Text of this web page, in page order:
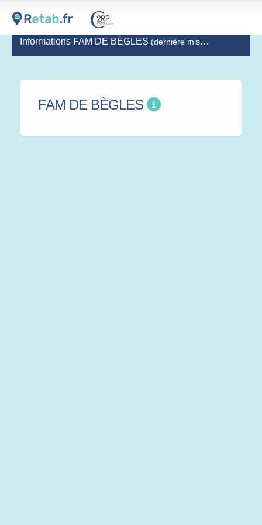
Informations FAM DE BÈGLES (dernière mise à jour le 2019-11-14)
FAM DE BÈGLES